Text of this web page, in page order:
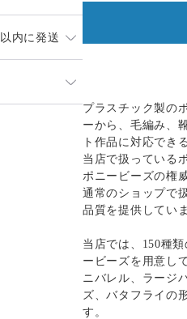
内に発送
プラスチック製の
ーから、毛編み、
ト作品に対応でき
当店で扱っている
ポニービーズの権
通常のショップで
品質を提供していま
当店では、150種
ービーズを用意し
ニバレル、ラージ
ズ、バタフライの
す。